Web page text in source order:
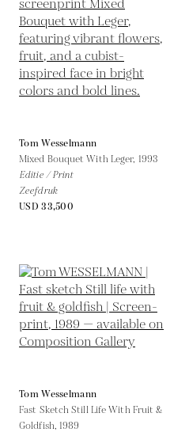
Tom Wesselmann
Mixed Bouquet With Leger, 1993
Editie / Print
Zeefdruk
USD 33,500
Tom Wesselmann
Fast Sketch Still Life With Fruit &
Goldfish, 1989